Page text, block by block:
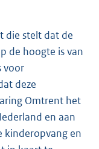
die stelt dat de
de hoogte is van
voor
deze
Omtrent het
en aan
kinderopvang en